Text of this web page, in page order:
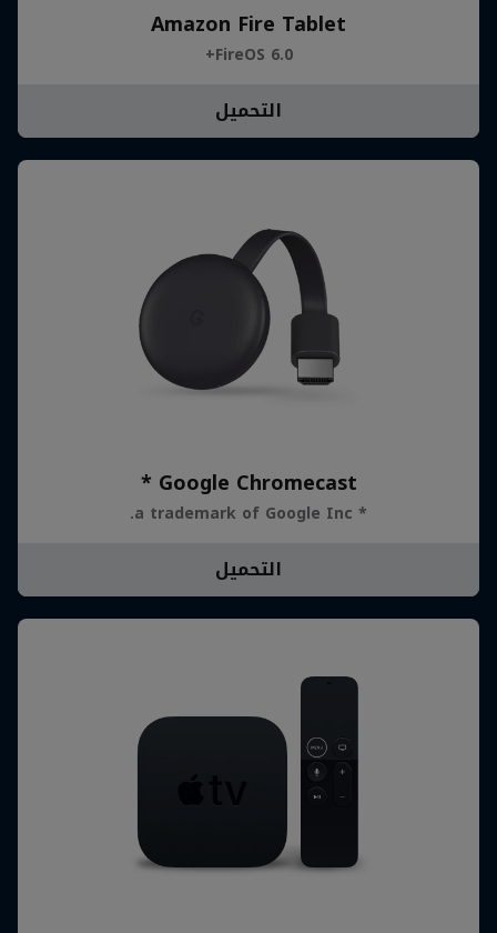
Amazon Fire Tablet
FireOS 6.0+
التحميل
Google Chromecast *
* a trademark of Google Inc.
التحميل